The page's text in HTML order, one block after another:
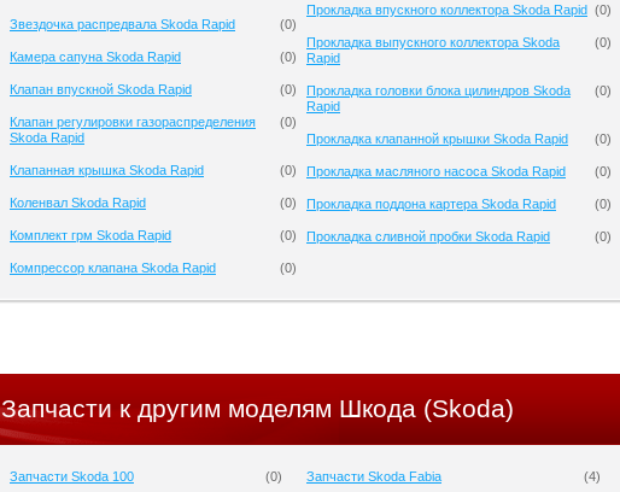
Звездочка распредвала Skoda Rapid (0)
Камера сапуна Skoda Rapid (0)
Клапан впускной Skoda Rapid (0)
Клапан регулировки газораспределения
Skoda Rapid
(0)
Клапанная крышка Skoda Rapid (0)
Коленвал Skoda Rapid (0)
Комплект грм Skoda Rapid (0)
Компрессор клапана Skoda Rapid (0)
Прокладка впускного коллектора Skoda Rapid (0)
Прокладка выпускного коллектора Skoda
Rapid
(0)
Прокладка головки блока цилиндров Skoda
Rapid
(0)
Прокладка клапанной крышки Skoda Rapid (0)
Прокладка масляного насоса Skoda Rapid (0)
Прокладка поддона картера Skoda Rapid (0)
Прокладка сливной пробки Skoda Rapid (0)
Запчасти к другим моделям Шкода (Skoda)
Запчасти Skoda 100 (0) Запчасти Skoda Fabia (4)